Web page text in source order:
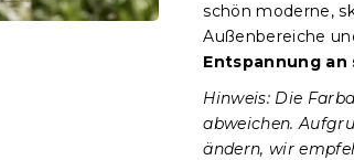
schön moderne,
Außenbereiche
Entspannung
Hinweis: Die
abweichen.
ändern, wir